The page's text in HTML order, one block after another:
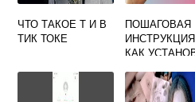
ЧТО ТАКОЕ Т И В
ТИК ТОКЕ
ПОШАГОВАЯ
КАК
СМАРТФОН
ПРАВИЛЬНО